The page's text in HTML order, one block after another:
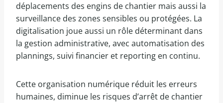
déplacements des engins de chantier mais aussi la
surveillance des zones sensibles ou protégées. La
digitalisation joue aussi un rôle déterminant dans
la gestion administrative, avec automatisation des
plannings, suivi financier et reporting en continu.
Cette organisation numérique réduit les erreurs
humaines, diminue les risques d’arrêt de chantier